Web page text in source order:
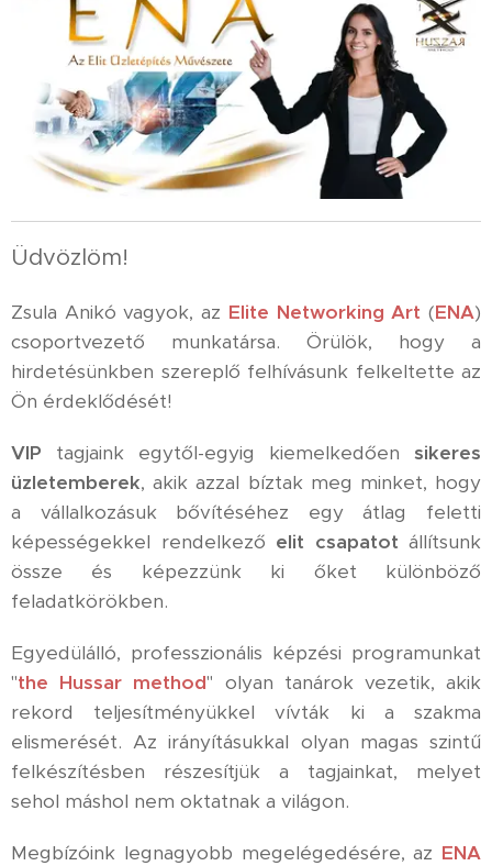
Üdvözlöm!
Zsula Anikó vagyok, az Elite Networking Art (ENA)
csoportvezető munkatársa. Örülök, hogy a
hirdetésünkben szereplő felhívásunk felkeltette az
Ön érdeklődését!
VIP tagjaink egytől-egyig kiemelkedően sikeres
üzletemberek, akik azzal bíztak meg minket, hogy
a vállalkozásuk bővítéséhez egy átlag feletti
képességekkel rendelkező elit csapatot állítsunk
össze és képezzünk ki őket különböző
feladatkörökben.
Egyedülálló, professzionális képzési programunkat
"the Hussar method" olyan tanárok vezetik, akik
rekord teljesítményükkel vívták ki a szakma
elismerését. Az irányításukkal olyan magas szintű
felkészítésben részesítjük a tagjainkat, melyet
sehol máshol nem oktatnak a világon.
Megbízóink legnagyobb megelégedésére, az ENA